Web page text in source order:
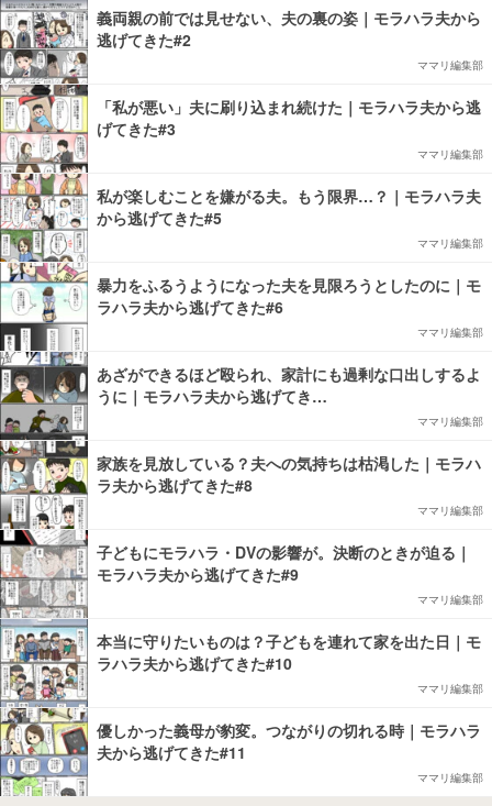
義両親の前では見せない、夫の裏の姿｜モラハラ夫から
逃げてきた#2
ママリ編集部
「私が悪い」夫に刷り込まれ続けた｜モラハラ夫から逃
げてきた#3
ママリ編集部
私が楽しむことを嫌がる夫。もう限界…？｜モラハラ夫
から逃げてきた#5
ママリ編集部
暴力をふるうようになった夫を見限ろうとしたのに｜モ
ラハラ夫から逃げてきた#6
ママリ編集部
あざができるほど殴られ、家計にも過剰な口出しするよ
うに｜モラハラ夫から逃げてき…
ママリ編集部
家族を見放している？夫への気持ちは枯渇した｜モラハ
ラ夫から逃げてきた#8
ママリ編集部
子どもにモラハラ・DVの影響が。決断のときが迫る｜
モラハラ夫から逃げてきた#9
ママリ編集部
本当に守りたいものは？子どもを連れて家を出た日｜モ
ラハラ夫から逃げてきた#10
ママリ編集部
優しかった義母が豹変。つながりの切れる時｜モラハラ
夫から逃げてきた#11
ママリ編集部